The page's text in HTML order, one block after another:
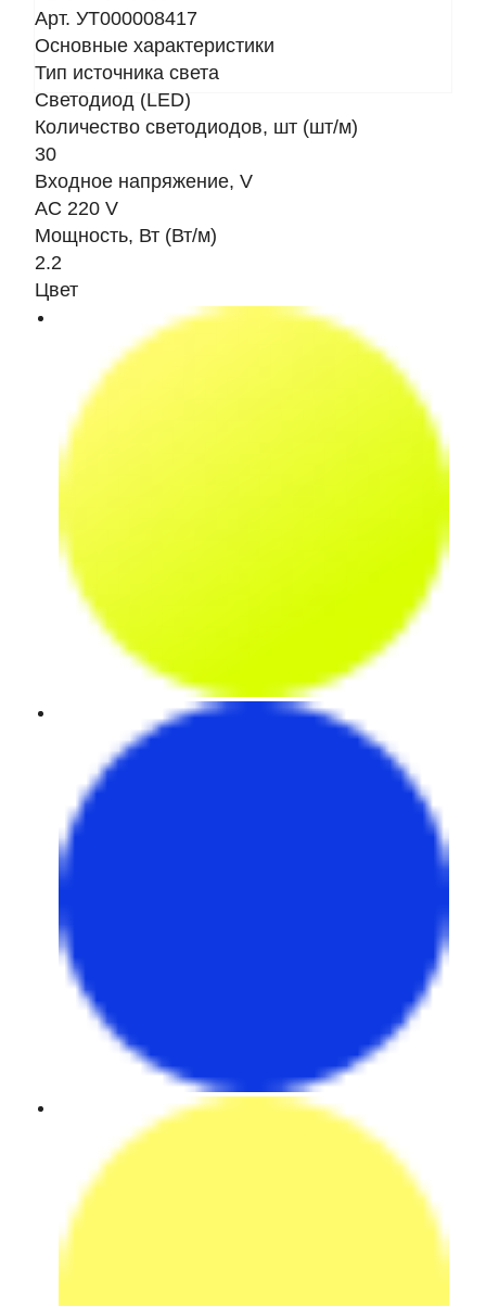
Арт. УТ000008417
Основные характеристики
Тип источника света
Светодиод (LED)
Количество светодиодов, шт (шт/м)
30
Входное напряжение, V
AC 220 V
Мощность, Вт (Вт/м)
2.2
Цвет